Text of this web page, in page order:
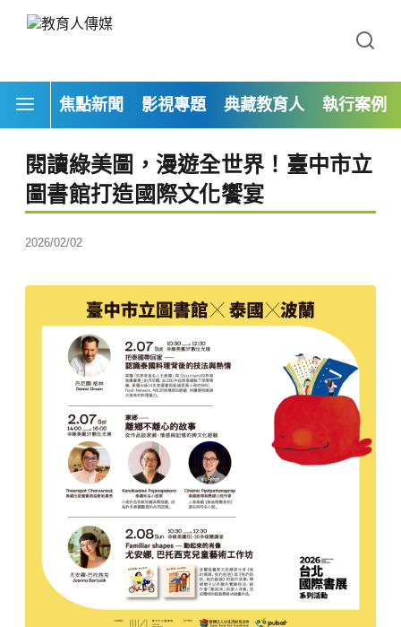
焦點新聞 影視專題 典藏教育人 執行案例
閱讀綠美圖，漫遊全世界！臺中市立
圖書館打造國際文化饗宴
2026/02/02